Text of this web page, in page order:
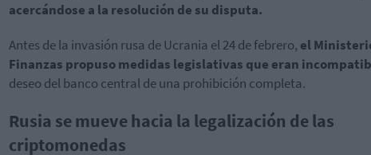
acercándose a la resolución de su disputa.
Antes de la invasión rusa de Ucrania el 24 de febrero, el
Finanzas propuso medidas legislativas que eran
deseo del banco central de una prohibición completa.
Rusia se mueve hacia la legalización de las
criptomonedas